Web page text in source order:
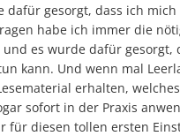
dafür gesorgt, dass ich
habe ich immer die
und es wurde dafür gesorgt,
kann. Und wenn mal
erhalten,
sofort in der Praxis
für diesen tollen ersten